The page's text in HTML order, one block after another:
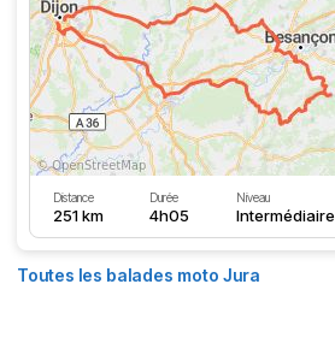
Distance
251 km
Durée
4h05
Niveau
Intermédiaire
Toutes les balades moto Jura